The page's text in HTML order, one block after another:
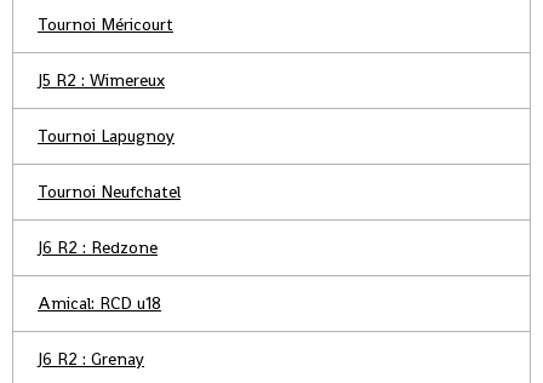
Tournoi Méricourt
J5 R2 : Wimereux
Tournoi Lapugnoy
Tournoi Neufchatel
J6 R2 : Redzone
Amical: RCD u18
J6 R2 : Grenay